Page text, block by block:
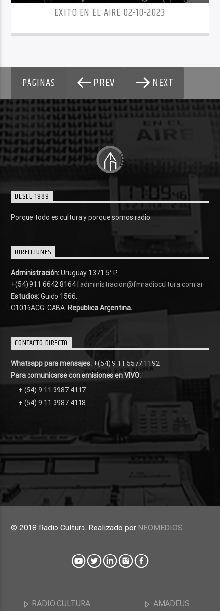
RADIO CULTURA AMADEUS
EXITO EN EL AIRE 02-10-2023
PÁGINAS PREV NEXT
DESDE 1989
Porque todo es cultura y porque somos radio.
DIRECCIONES
Administración:Uruguay 1371 5° P.
+(54) 911 6642 8164 | administracion@fmradiocultura.com.ar
Estudios:Guido 1566.
C1016ACG . CABA. República Argentina.
CONTACTO DIRECTO
Whatsapp para mensajes: +(54) 9 11 5577 1192
Para comunicarse con emisiones en VIVO:
+ (54) 9 11 3987 4117
+ (54) 9 11 3987 4118
© 2018 Radio Cultura. Realizado por NEOMEDIOS